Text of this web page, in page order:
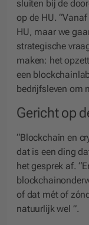
sluiten bij de
op de HU.
HU, maar we
strategische
maken: het
een
bedrijfsleven om
Gericht op
“Blockchain en
dat is een ding
het gesprek af.
of dat mét of
natuurlijk wel ”.